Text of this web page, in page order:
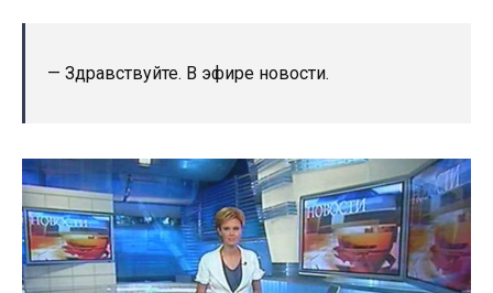
— Здравствуйте. В эфире новости.